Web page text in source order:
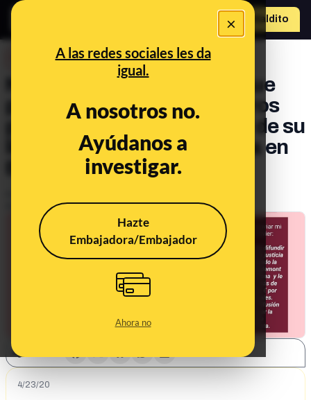
×
A las redes sociales les da
igual.
A nosotros no.
Ayúdanos a
investigar.
Hazte
Embajadora/Embajador
Ahora no
Hazte Maldito
No, Puigdemont no tiene que
pagar “medio millón de euros
por las costas procesales” de su
litigio contra el juez Llarena en
Actualizado elNov 12, 2021, 9:36:00 AM
4/23/20